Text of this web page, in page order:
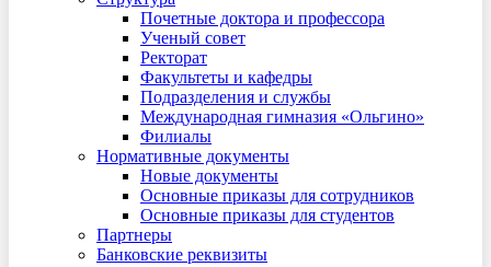
Почетные доктора и профессора
Ученый совет
Ректорат
Факультеты и кафедры
Подразделения и службы
Международная гимназия «Ольгино»
Филиалы
Нормативные документы
Новые документы
Основные приказы для сотрудников
Основные приказы для студентов
Партнеры
Банковские реквизиты